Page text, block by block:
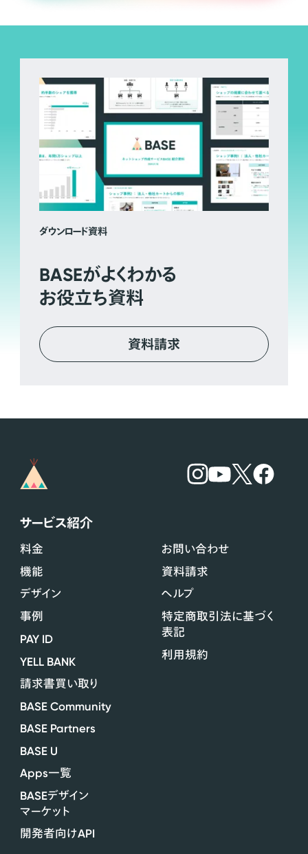
ダウンロード資料
BASEがよくわかる
お役立ち資料
資料請求
サービス紹介
料金
機能
デザイン
事例
PAY ID
YELL BANK
請求書買い取り
BASE Community
BASE Partners
BASE U
Apps一覧
BASEデザイン
マーケット
開発者向けAPI
お問い合わせ
資料請求
ヘルプ
特定商取引法に基づく
表記
利用規約